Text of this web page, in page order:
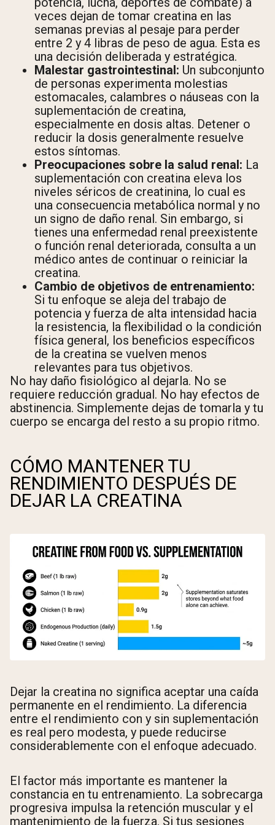
veces dejan de tomar creatina en las
semanas previas al pesaje para perder
entre 2 y 4 libras de peso de agua. Esta es
una decisión deliberada y estratégica.
Malestar gastrointestinal: Un subconjunto
de personas experimenta molestias
estomacales, calambres o náuseas con la
suplementación de creatina,
especialmente en dosis altas. Detener o
reducir la dosis generalmente resuelve
estos síntomas.
Preocupaciones sobre la salud renal: La
suplementación con creatina eleva los
niveles séricos de creatinina, lo cual es
una consecuencia metabólica normal y no
un signo de daño renal. Sin embargo, si
tienes una enfermedad renal preexistente
o función renal deteriorada, consulta a un
médico antes de continuar o reiniciar la
creatina.
Cambio de objetivos de entrenamiento:
Si tu enfoque se aleja del trabajo de
potencia y fuerza de alta intensidad hacia
la resistencia, la flexibilidad o la condición
física general, los beneficios específicos
de la creatina se vuelven menos
relevantes para tus objetivos.
No hay daño fisiológico al dejarla. No se
requiere reducción gradual. No hay efectos de
abstinencia. Simplemente dejas de tomarla y tu
cuerpo se encarga del resto a su propio ritmo.
CÓMO MANTENER TU
RENDIMIENTO DESPUÉS DE
DEJAR LA CREATINA
Dejar la creatina no significa aceptar una caída
permanente en el rendimiento. La diferencia
entre el rendimiento con y sin suplementación
es real pero modesta, y puede reducirse
considerablemente con el enfoque adecuado.
El factor más importante es mantener la
constancia en tu entrenamiento. La sobrecarga
progresiva impulsa la retención muscular y el
mantenimiento de la fuerza. Si tus sesiones